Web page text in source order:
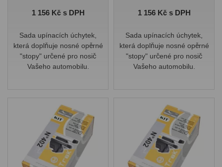
Cena
1 156 Kč s DPH
Sada upínacích úchytek,
která doplňuje nosné opěrné
"stopy" určené pro nosič
Vašeho automobilu.
Cena
1 156 Kč s DPH
Sada upínacích úchytek,
která doplňuje nosné opěrné
"stopy" určené pro nosič
Vašeho automobilu.